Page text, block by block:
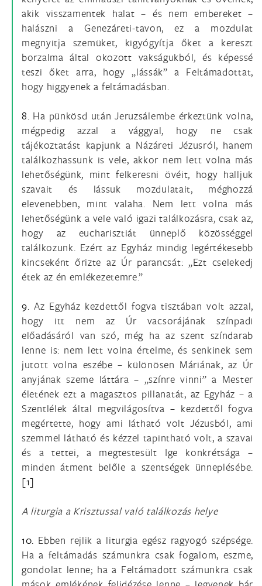
akik visszamentek halat – és nem embereket –
halászni a Genezáreti-tavon, ez a mozdulat
megnyitja szemüket, kigyógyítja őket a kereszt
borzalma által okozott vakságukból, és képessé
teszi őket arra, hogy „lássák” a Feltámadottat,
hogy higgyenek a feltámadásban.
8. Ha pünkösd után Jeruzsálembe érkeztünk volna,
mégpedig azzal a vággyal, hogy ne csak
tájékoztatást kapjunk a Názáreti Jézusról, hanem
találkozhassunk is vele, akkor nem lett volna más
lehetőségünk, mint felkeresni övéit, hogy halljuk
szavait és lássuk mozdulatait, méghozzá
elevenebben, mint valaha. Nem lett volna más
lehetőségünk a vele való igazi találkozásra, csak az,
hogy az eucharisztiát ünneplő közösséggel
találkozunk. Ezért az Egyház mindig legértékesebb
kincseként őrizte az Úr parancsát: „Ezt cselekedj
étek az én emlékezetemre.”
9. Az Egyház kezdettől fogva tisztában volt azzal,
hogy itt nem az Úr vacsorájának színpadi
előadásáról van szó, még ha az szent színdarab
lenne is: nem lett volna értelme, és senkinek sem
jutott volna eszébe – különösen Máriának, az Úr
anyjának szeme láttára – „színre vinni” a Mester
életének ezt a magasztos pillanatát, az Egyház – a
Szentlélek által megvilágosítva – kezdettől fogva
megértette, hogy ami látható volt Jézusból, ami
szemmel látható és kézzel tapintható volt, a szavai
és a tettei, a megtestesült Ige konkrétsága –
minden átment belőle a szentségek ünneplésébe.
[1]
A liturgia a Krisztussal való találkozás helye
10. Ebben rejlik a liturgia egész ragyogó szépsége.
Ha a feltámadás számunkra csak fogalom, eszme,
gondolat lenne; ha a Feltámadott számunkra csak